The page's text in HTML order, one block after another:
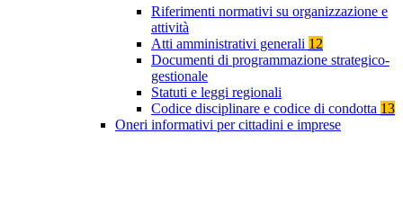
Riferimenti normativi su organizzazione e
attività
Atti amministrativi generali 12
Documenti di programmazione strategico-
gestionale
Statuti e leggi regionali
Codice disciplinare e codice di condotta 13
Oneri informativi per cittadini e imprese